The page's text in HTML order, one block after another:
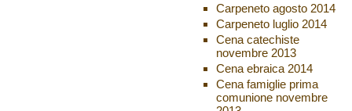
Carpeneto agosto 2014
Carpeneto luglio 2014
Cena catechiste
novembre 2013
Cena ebraica 2014
Cena famiglie prima
comunione novembre